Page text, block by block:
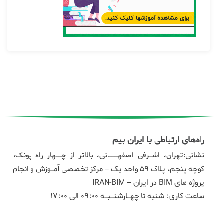
راه‌های ارتباطی با ایران بیم
نشانی:تهران، اشـرفی اصفهـــانی، بالاتر از چــهار راه پونک،
کوچه پنجم، پلاک ۵۹ واحد یک – مرکز تخصصی آمـوزش و انجام
پروژه های BIM در ایران – IRAN-BIM
ساعت کاری: شنبه تا چهـارشنـبـه 09:00 الی 17:00